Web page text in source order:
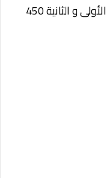
كونكور مفتشي الجمارك من الدرجة الأولى و الثانية 450